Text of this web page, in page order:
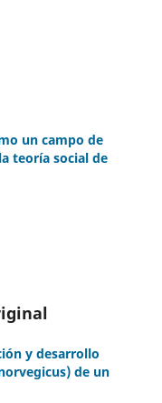
un campo de
teoría social de
y desarrollo
de un